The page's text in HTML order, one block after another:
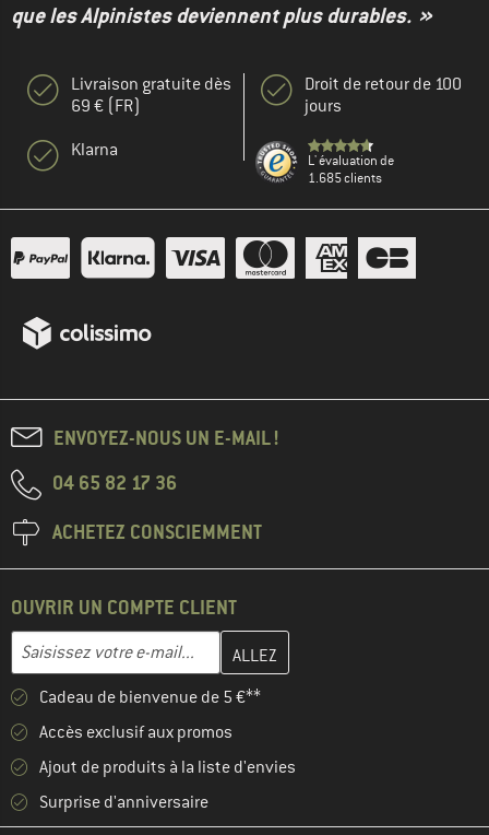
que les Alpinistes deviennent plus durables. »
Livraison gratuite dès
69 € (FR)
Klarna
Droit de retour de 100
jours
L' évaluation de
1.685 clients
ENVOYEZ-NOUS UN E-MAIL !
04 65 82 17 36
ACHETEZ CONSCIEMMENT
OUVRIR UN COMPTE CLIENT
Adresse e-mail
Entrez votre adresse e-mail ici et créez votre compte client à la
Cadeau de bienvenue de 5 €**
Accès exclusif aux promos
Ajout de produits à la liste d'envies
Surprise d'anniversaire